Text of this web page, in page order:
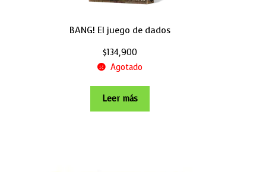
BANG! El juego de dados
$134,900
Agotado
Leer más